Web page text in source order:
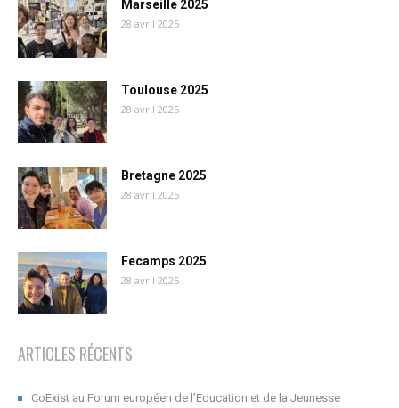
Marseille 2025
28 avril 2025
Toulouse 2025
28 avril 2025
Bretagne 2025
28 avril 2025
Fecamps 2025
28 avril 2025
ARTICLES RÉCENTS
CoExist au Forum européen de l’Education et de la Jeunesse